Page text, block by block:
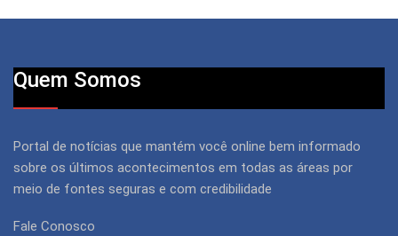
Quem Somos
Portal de notícias que mantém você online bem informado
sobre os últimos acontecimentos em todas as áreas por
meio de fontes seguras e com credibilidade
Fale Conosco